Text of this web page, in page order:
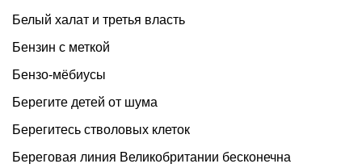
Белый халат и третья власть
Бензин с меткой
Бензо-мёбиусы
Берегите детей от шума
Берегитесь стволовых клеток
Береговая линия Великобритании бесконечна